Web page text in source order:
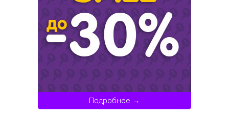
Подробнее →